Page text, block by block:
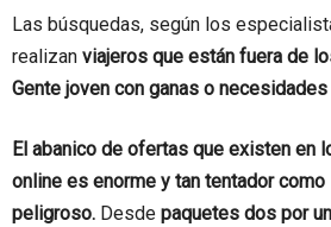
Las búsquedas, según los
realizan viajeros que están fuera de
Gente joven con ganas o necesidades
El abanico de ofertas que existen en
online es enorme y tan tentador como
peligroso. Desde paquetes dos por